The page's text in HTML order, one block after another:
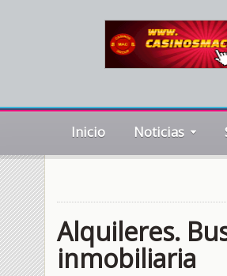
Inicio Noticias
Alquileres.
inmobiliaria